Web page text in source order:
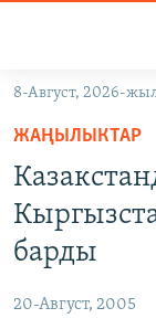
Навигацияга
өтүңүз
Издөөгө
салыңыз
МАДАНИЯТ
УКРАИНА
ТВ
8-Август, 2026-
ЖАҢЫЛЫКТАР
барды
20-Август, 2005